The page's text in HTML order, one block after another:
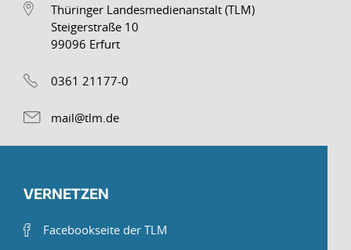
Thüringer Landesmedienanstalt (TLM)
Steigerstraße 10
99096 Erfurt
0361 21177-0
mail@tlm.de
VERNETZEN
Facebookseite der TLM